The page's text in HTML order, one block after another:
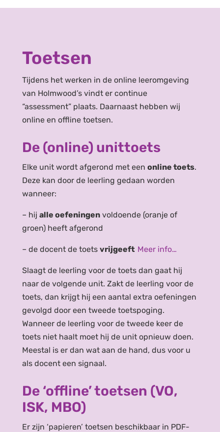
Toetsen
Tijdens het werken in de online leeromgeving
van Holmwood’s vindt er continue
“assessment” plaats. Daarnaast hebben wij
online en offline toetsen.
De (online) unittoets
Elke unit wordt afgerond met een online toets.
Deze kan door de leerling gedaan worden
wanneer:
– hij alle oefeningenvoldoende (oranje of
groen) heeft afgerond
– de docent de toets vrijgeeft Meer info…
Slaagt de leerling voor de toets dan gaat hij
naar de volgende unit. Zakt de leerling voor de
toets, dan krijgt hij een aantal extra oefeningen
gevolgd door een tweede toetspoging.
Wanneer de leerling voor de tweede keer de
toets niet haalt moet hij de unit opnieuw doen.
Meestal is er dan wat aan de hand, dus voor u
als docent een signaal.
De ‘offline’ toetsen (VO,
ISK, MBO)
Er zijn ‘papieren’ toetsen beschikbaar in PDF-